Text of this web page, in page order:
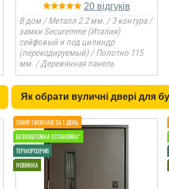
20
В дом / Металл 2.2 мм. / 3 контура /
замки Securemme (Италия)
сейфовый и под цилиндр
(перекодируемый) / Полотно 115
мм. / Деревянная панель
Як обрати вуличні двері для